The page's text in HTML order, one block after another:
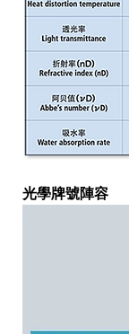
光學牌號陣容